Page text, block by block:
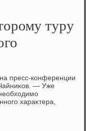
туру
пресс-конференции
— Уже
хараκтера,